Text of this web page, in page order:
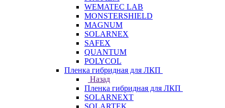
WEMATEC LAB
MONSTERSHIELD
MAGNUM
SOLARNEX
SAFEX
QUANTUM
POLYCOL
Пленка гибридная для ЛКП
Назад
Пленка гибридная для ЛКП
SOLARNEXT
SOLARTEK